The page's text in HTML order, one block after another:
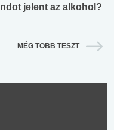
jelent az alkohol?
MÉG TÖBB TESZT